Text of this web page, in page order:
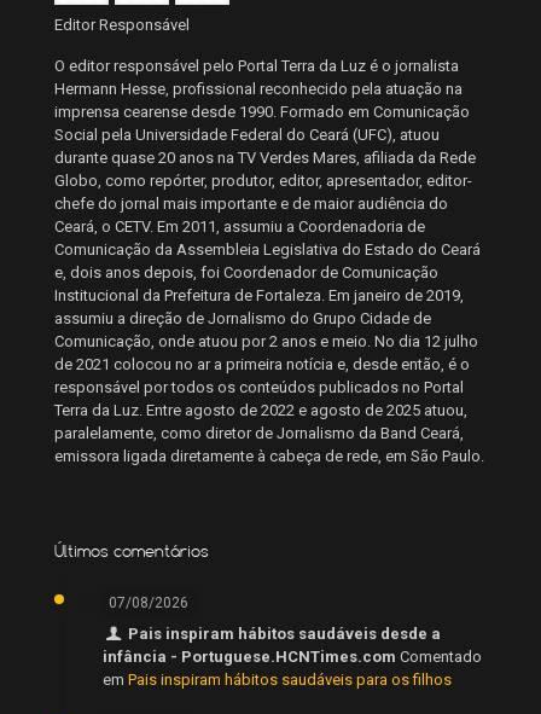
Editor Responsável
O editor responsável pelo Portal Terra da Luz é o jornalista
Hermann Hesse, profissional reconhecido pela atuação na
imprensa cearense desde 1990. Formado em Comunicação
Social pela Universidade Federal do Ceará (UFC), atuou
durante quase 20 anos na TV Verdes Mares, afiliada da Rede
Globo, como repórter, produtor, editor, apresentador, editor-
chefe do jornal mais importante e de maior audiência do
Ceará, o CETV. Em 2011, assumiu a Coordenadoria de
Comunicação da Assembleia Legislativa do Estado do Ceará
e, dois anos depois, foi Coordenador de Comunicação
Institucional da Prefeitura de Fortaleza. Em janeiro de 2019,
assumiu a direção de Jornalismo do Grupo Cidade de
Comunicação, onde atuou por 2 anos e meio. No dia 12 julho
de 2021 colocou no ar a primeira notícia e, desde então, é o
responsável por todos os conteúdos publicados no Portal
Terra da Luz. Entre agosto de 2022 e agosto de 2025 atuou,
paralelamente, como diretor de Jornalismo da Band Ceará,
emissora ligada diretamente à cabeça de rede, em São Paulo.
Últimos comentários
07/08/2026
Pais inspiram hábitos saudáveis desde a
infância - Portuguese.HCNTimes.com Comentado
em Pais inspiram hábitos saudáveis para os filhos